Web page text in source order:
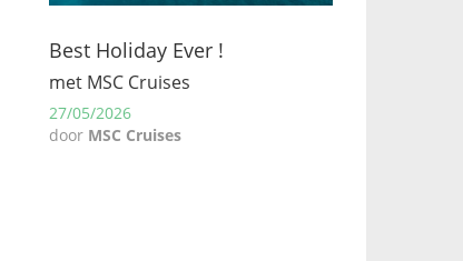
Best Holiday Ever !
met MSC Cruises
27/05/2026
door MSC Cruises